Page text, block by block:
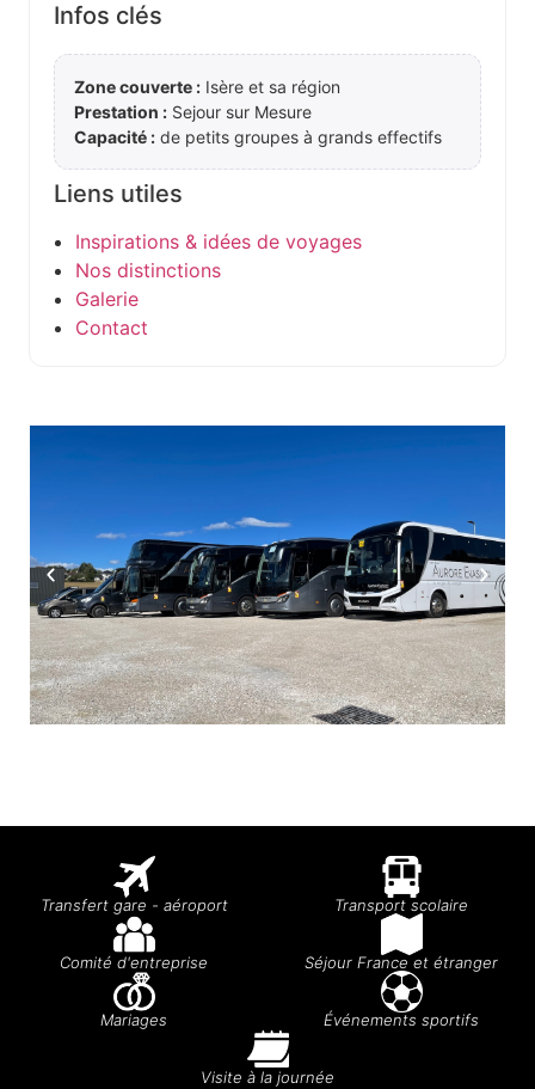
Infos clés
Zone couverte : Isère et sa région
Prestation : Sejour sur Mesure
Capacité : de petits groupes à grands effectifs
Liens utiles
Inspirations & idées de voyages
Nos distinctions
Galerie
Contact
Transfert gare - aéroport Transport scolaire
Comité d'entreprise Séjour France et étranger
Mariages Événements sportifs
Visite à la journée